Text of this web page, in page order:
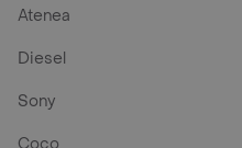
Atenea
Diesel
Sony